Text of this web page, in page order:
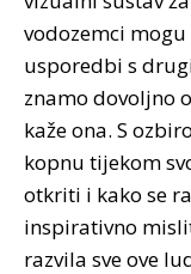
vodozemci
usporedbi s
znamo dovoljno
kaže ona. S
kopnu tijekom
otkriti i kako se
inspirativno
razvila sve ove